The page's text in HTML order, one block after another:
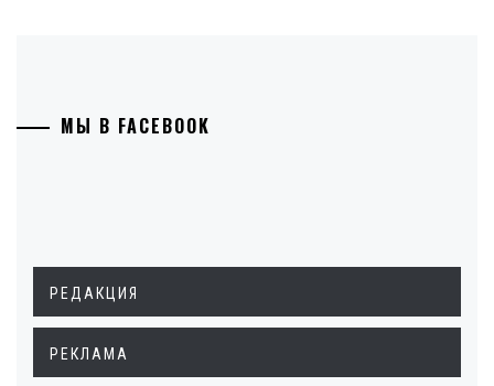
МЫ В FACEBOOK
РЕДАКЦИЯ
РЕКЛАМА